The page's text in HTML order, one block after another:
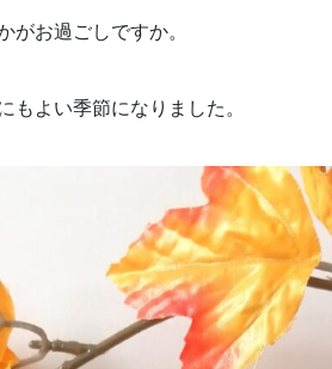
がお過ごしですか。
もよい季節になりました。